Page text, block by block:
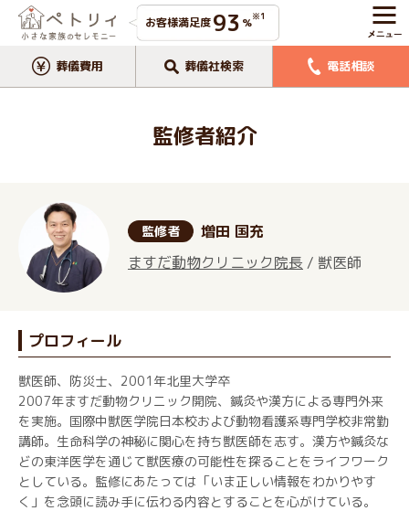
お客様満足度93 %※1
葬儀費用 葬儀社検索 電話相談
監修者紹介
監修者
増田 国充
ますだ動物クリニック院長 / 獣医師
プロフィール
獣医師、防災士、2001年北里大学卒
2007年ますだ動物クリニック開院、鍼灸や漢方による専門外来
を実施。国際中獣医学院日本校および動物看護系専門学校非常勤
講師。生命科学の神秘に関心を持ち獣医師を志す。漢方や鍼灸な
どの東洋医学を通じて獣医療の可能性を探ることをライフワーク
としている。監修にあたっては「いま正しい情報をわかりやす
く」を念頭に読み手に伝わる内容とすることを心がけている。